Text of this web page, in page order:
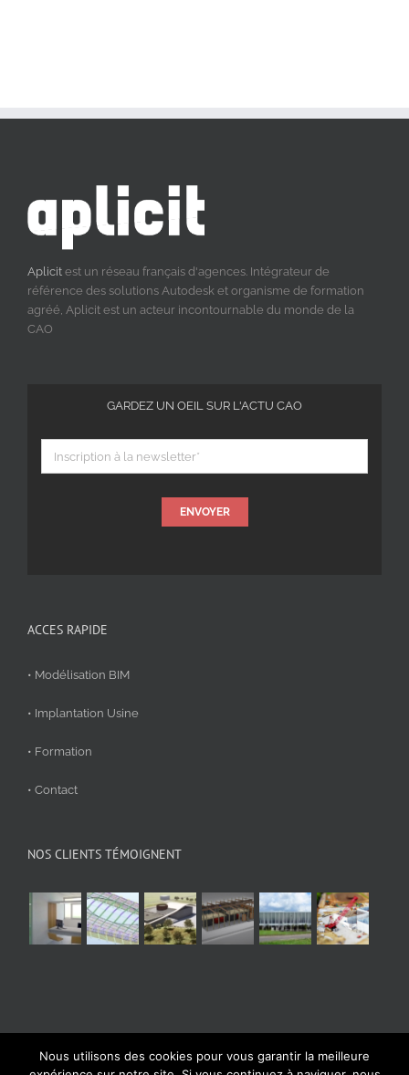
Aplicit est un réseau français d'agences. Intégrateur de
référence des solutions Autodesk et organisme de formation
agréé, Aplicit est un acteur incontournable du monde de la
CAO
GARDEZ UN OEIL SUR L'ACTU CAO
ENVOYER
ACCES RAPIDE
• Modélisation BIM
• Implantation Usine
• Formation
• Contact
NOS CLIENTS TÉMOIGNENT
© Aplicit 2020 | Tous droits réservés
Nous utilisons des cookies pour vous garantir la meilleure